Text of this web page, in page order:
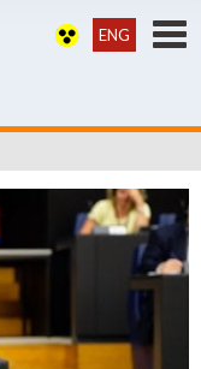
ENG